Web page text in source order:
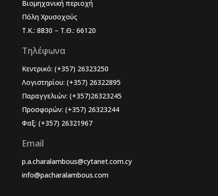
Βιομηχανική περιοχή
Πόλη Χρυσοχούς
Τ.Κ.: 8830 – Τ.Θ.: 66120
Τηλέφωνα
Κεντρικό: (+357) 26323250
Λογιστηρίου: (+357) 26322895
Παραγγελιών: (+357)26323245
Προσφορών: (+357) 26323244
Φαξ: (+357) 26321967
Email
p.a.charalambous@cytanet.com.cy
info@pacharalambous.com